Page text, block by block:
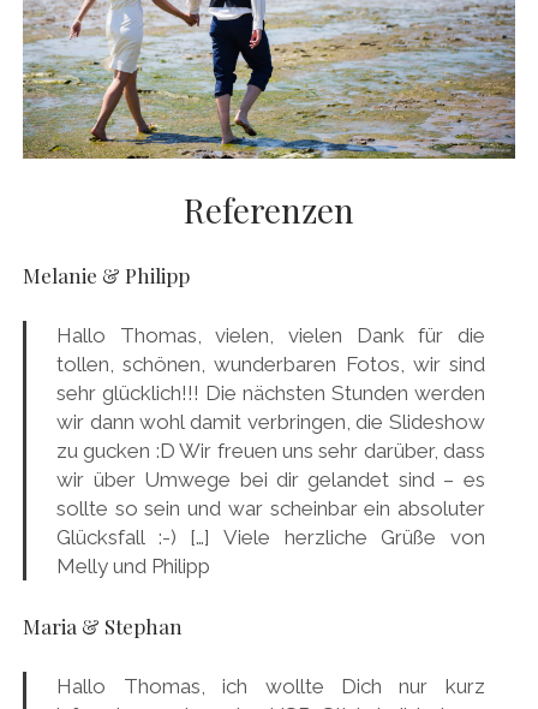
Referenzen
Melanie & Philipp
Hallo Thomas, vielen, vielen Dank für die
tollen, schönen, wunderbaren Fotos, wir sind
sehr glücklich!!! Die nächsten Stunden werden
wir dann wohl damit verbringen, die Slideshow
zu gucken :D Wir freuen uns sehr darüber, dass
wir über Umwege bei dir gelandet sind – es
sollte so sein und war scheinbar ein absoluter
Glücksfall :-) […] Viele herzliche Grüße von
Melly und Philipp
Maria & Stephan
Hallo Thomas, ich wollte Dich nur kurz